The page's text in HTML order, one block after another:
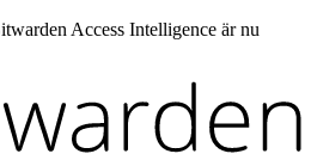
Access Intelligence är nu